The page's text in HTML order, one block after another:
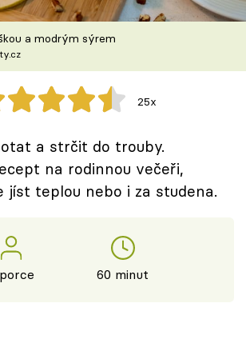
a modrým sýrem
25x
a strčit do trouby.
na rodinnou večeři,
jíst teplou nebo i za studena.
60 minut